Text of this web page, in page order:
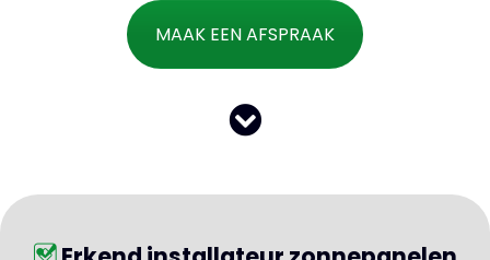
MAAK EEN AFSPRAAK